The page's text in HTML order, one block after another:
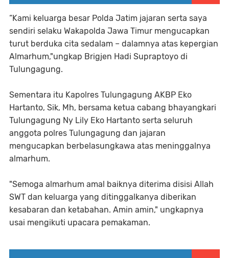
“Kami keluarga besar Polda Jatim jajaran serta saya
sendiri selaku Wakapolda Jawa Timur mengucapkan
turut berduka cita sedalam – dalamnya atas kepergian
Almarhum,"ungkap Brigjen Hadi Supraptoyo di
Tulungagung.
Sementara itu Kapolres Tulungagung AKBP Eko
Hartanto, Sik, Mh, bersama ketua cabang bhayangkari
Tulungagung Ny Lily Eko Hartanto serta seluruh
anggota polres Tulungagung dan jajaran
mengucapkan berbelasungkawa atas meninggalnya
almarhum.
"Semoga almarhum amal baiknya diterima disisi Allah
SWT dan keluarga yang ditinggalkanya diberikan
kesabaran dan ketabahan. Amin amin," ungkapnya
usai mengikuti upacara pemakaman.